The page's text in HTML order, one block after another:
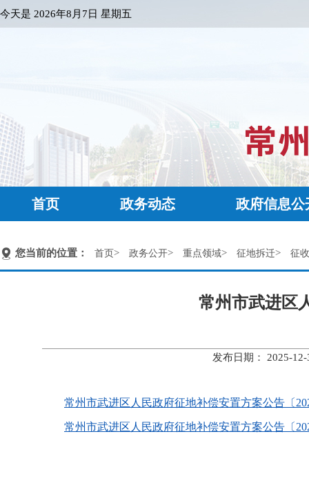
今天是 2026年8月7日 星期五
首页 政务动态 政府信息公
您当前的位置： 首页> 政务公开> 重点领域> 征地拆迁> 征
常州市武进区
发布日期： 2025-
常州市武进区人民政府征地补偿安置方案公告〔
常州市武进区人民政府征地补偿安置方案公告〔